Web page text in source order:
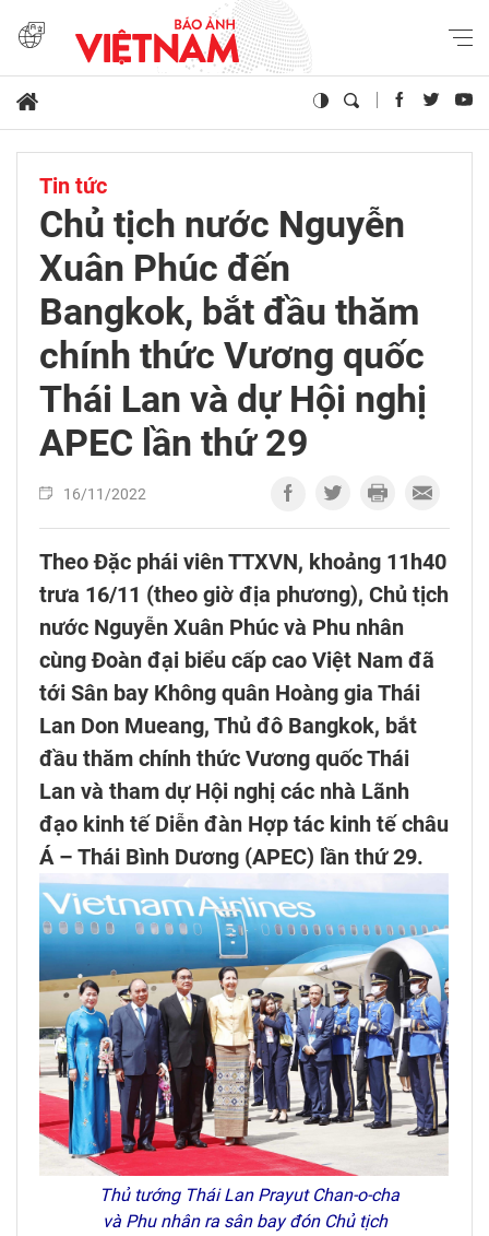
Tin tức
Chủ tịch nước Nguyễn
Xuân Phúc đến
Bangkok, bắt đầu thăm
chính thức Vương quốc
Thái Lan và dự Hội nghị
APEC lần thứ 29
16/11/2022
Theo Đặc phái viên TTXVN, khoảng 11h40
trưa 16/11 (theo giờ địa phương), Chủ tịch
nước Nguyễn Xuân Phúc và Phu nhân
cùng Đoàn đại biểu cấp cao Việt Nam đã
tới Sân bay Không quân Hoàng gia Thái
Lan Don Mueang, Thủ đô Bangkok, bắt
đầu thăm chính thức Vương quốc Thái
Lan và tham dự Hội nghị các nhà Lãnh
đạo kinh tế Diễn đàn Hợp tác kinh tế châu
Á – Thái Bình Dương (APEC) lần thứ 29.
Thủ tướng Thái Lan Prayut Chan-o-cha
và Phu nhân ra sân bay đón Chủ tịch